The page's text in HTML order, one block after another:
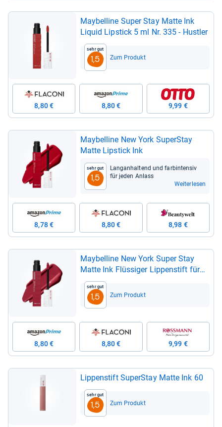
May­bel­line Super Stay Matte Ink
Liquid Lip­stick 5 ml Nr. 335 -​ Hust­ler
Sehr gut
1,5 Zum Produkt
8,80 € 8,80 € 9,99 €
May­bel­line New York Super­Stay
Matte Lip­stick Ink
Sehr gut
1,5
Lan­gan­hal­tend und far­bin­ten­siv
für jeden Anlass
Weiterlesen
8,78 € 8,80 € 8,98 €
May­bel­line New York Super Stay
Matte Ink Flüs­si­ger Lip­pen­stift für
16H Halt, Mat­tes Finish, Kuss­echt &
Wisch­fest ohne Abfär­ben, Hoch­pig­
men­tierte Farbe, Nuance: 80 Ruler,
Sehr gut
1,5 Zum Produkt
8,80 € 8,80 € 9,99 €
Lip­pen­stift Super­Stay Matte Ink 60
Sehr gut
1,5 Zum Produkt